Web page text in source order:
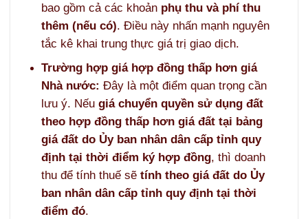
bao gồm cả các khoản phụ thu và phí thu
thêm (nếu có). Điều này nhấn mạnh nguyên
tắc kê khai trung thực giá trị giao dịch.
Trường hợp giá hợp đồng thấp hơn giá
Nhà nước: Đây là một điểm quan trọng cần
lưu ý. Nếu giá chuyển quyền sử dụng đất
theo hợp đồng thấp hơn giá đất tại bảng
giá đất do Ủy ban nhân dân cấp tỉnh quy
định tại thời điểm ký hợp đồng, thì doanh
thu để tính thuế sẽ tính theo giá đất do Ủy
ban nhân dân cấp tỉnh quy định tại thời
điểm đó.